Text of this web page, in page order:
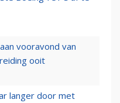
vooravond van
ooit
langer door met